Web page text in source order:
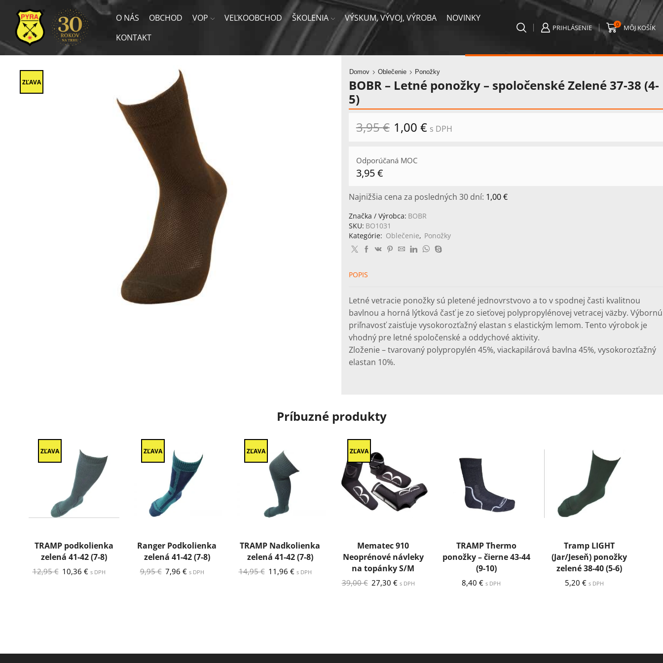
O NÁS OBCHOD VOP VEĽKOOBCHOD ŠKOLENIA VÝSKUM, VÝVOJ, VÝROBA
NOVINKY
KONTAKT
PRIHLÁSENIE 0 MÔJ KOŠÍK
ZĽAVA
Domov Oblečenie Ponožky
BOBR – Letné ponožky – spoločenské Zelené 37-38 (4-
5)
3,95€ Pôvodná
cena
3,95 €.
1,00 €Aktuálna
s DPH
Odporúčaná MOC
3,95€
Najnižšia cena za posledných 30 dní: 1,00€
Značka / Výrobca: BOBR
SKU: BO1031
Kategórie: Oblečenie, Ponožky
POPIS
Letné vetracie ponožky sú pletené jednovrstvovo a to v spodnej časti kvalitnou
bavlnou a horná lýtková časť je zo sieťovej polypropylénovej vetracej väzby. Výbornú
priľnavosť zaisťuje vysokorozťažný elastan s elastickým lemom. Tento výrobok je
vhodný pre letné spoločenské a oddychové aktivity.
Zloženie – tvarovaný polypropylén 45%, viackapilárová bavlna 45%, vysokorozťažný
elastan 10%.
Príbuzné produkty
ZĽAVA
TRAMP podkolienka
zelená 41-42 (7-8)
12,95€ Pôvodná
10,36 €Aktuálna
s DPH
ZĽAVA
Ranger Podkolienka
zelená 41-42 (7-8)
9,95€ Pôvodná
7,96 €Aktuálna
s DPH
ZĽAVA
TRAMP Nadkolienka
zelená 41-42 (7-8)
14,95€ Pôvodná
11,96 €Aktuálna
s DPH
ZĽAVA
Mematec 910
Neoprénové návleky
na topánky S/M
39,00€ Pôvodná
27,30 €Aktuálna
s DPH
TRAMP Thermo
ponožky – čierne 43-44
(9-10)
8,40 € s DPH
Tramp LIGHT
(Jar/Jeseň) ponožky
zelené 38-40 (5-6)
5,20 € s DPH